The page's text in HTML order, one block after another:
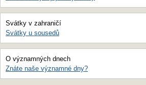
Svátky v zahraničí
Svátky u sousedů
O významných dnech
Znáte naše významné dny?